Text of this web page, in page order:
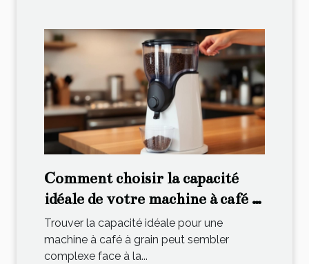
Comment choisir la capacité
idéale de votre machine à café à
grain ?
Trouver la capacité idéale pour une
machine à café à grain peut sembler
complexe face à la...